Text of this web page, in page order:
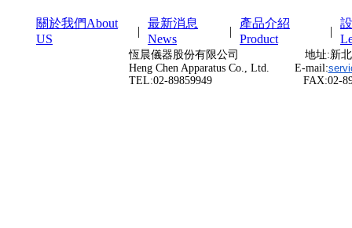
關於我們About
US
|
最新消息
News
|
產品介紹
Product
|
恆晨儀器股份有限公司 地址:新北市三
Heng Chen Apparatus Co., Ltd. E-mail:
TEL:02-89859949 FAX:02-